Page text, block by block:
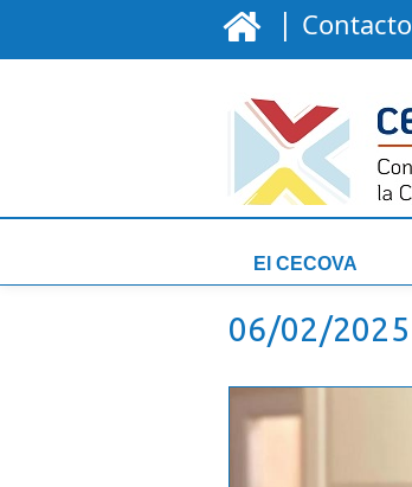
| Contacto
El CECOVA
06/02/2025